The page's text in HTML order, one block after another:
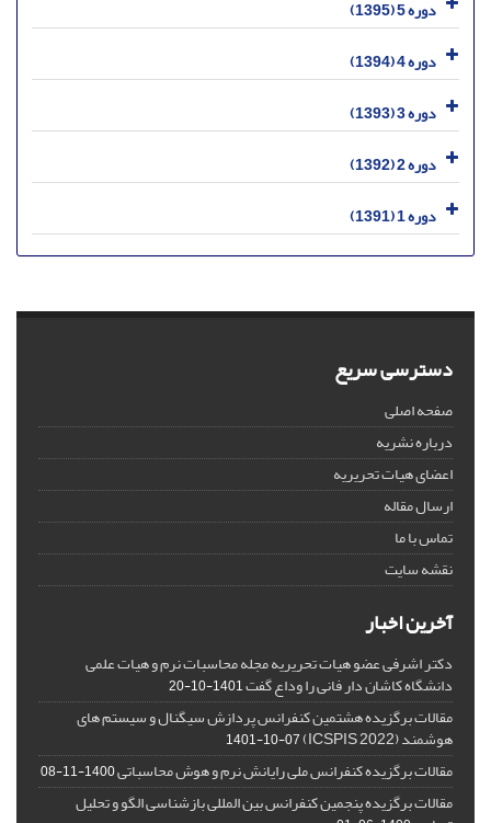
دوره 5 (1395)
دوره 4 (1394)
دوره 3 (1393)
دوره 2 (1392)
دوره 1 (1391)
دسترسی سریع
صفحه اصلی
درباره نشریه
اعضای هیات تحریریه
ارسال مقاله
تماس با ما
نقشه سایت
آخرین اخبار
دکتر اشرفی عضو هیات تحریریه مجله محاسبات نرم و هیات علمی
دانشگاه کاشان دار فانی را وداع گفت1401-10-20
مقالات برگزیده هشتمین کنفرانس پردازش سیگنال و سیستم های
هوشمند (ICSPIS 2022) 1401-10-07
مقالات برگزیده کنفرانس ملی رایانش نرم و هوش محاسباتی1400-11-08
مقالات برگزیده پنجمین کنفرانس بین المللی بازشناسی الگو و تحلیل